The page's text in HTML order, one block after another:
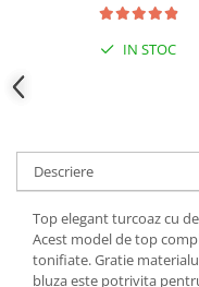
IN STOC
Descriere
Top elegant turcoaz cu
Acest model de top
tonifiate. Gratie
bluza este potrivita